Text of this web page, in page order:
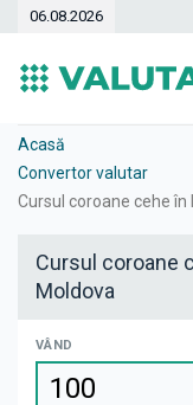
06.08.2026
Acasă
Convertor valutar
Cursul coroane cehe
Cursul coroane
Moldova
VÂND